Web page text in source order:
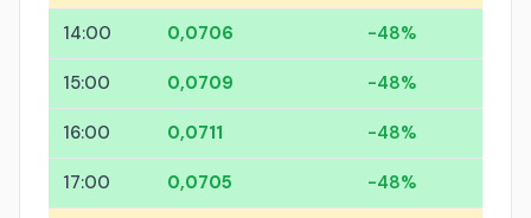
14:00 0,0706 -48%
15:00 0,0709 -48%
16:00 0,0711 -48%
17:00 0,0705 -48%